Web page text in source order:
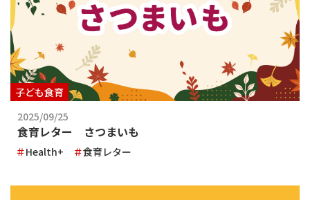
2025/09/25
食育レター さつまいも
Health+ 食育レター
子ども食育